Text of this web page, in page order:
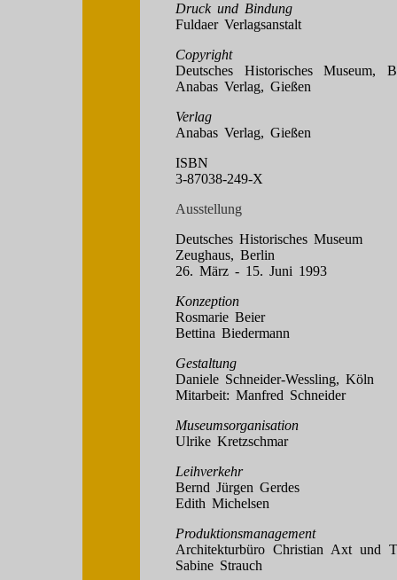
Druck und Bindung
Fuldaer Verlagsanstalt
Copyright
Deutsches Historisches Museum,
Anabas Verlag, Gießen
Verlag
Anabas Verlag, Gießen
ISBN
3-87038-249-X
Ausstellung
Deutsches Historisches Museum
Zeughaus, Berlin
26. März - 15. Juni 1993
Konzeption
Rosmarie Beier
Bettina Biedermann
Gestaltung
Daniele Schneider-Wessling, Köln
Mitarbeit: Manfred Schneider
Museumsorganisation
Ulrike Kretzschmar
Leihverkehr
Bernd Jürgen Gerdes
Edith Michelsen
Produktionsmanagement
Architekturbüro Christian Axt und
Sabine Strauch